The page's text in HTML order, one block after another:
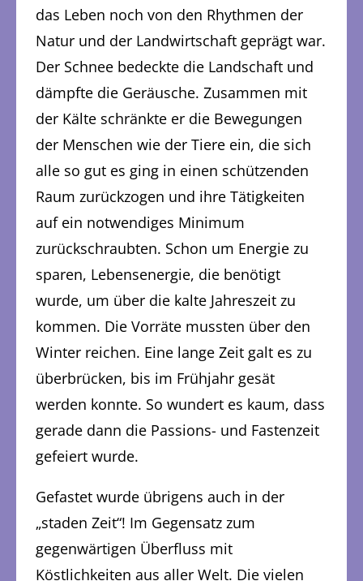
das Leben noch von den Rhythmen der
Natur und der Landwirtschaft geprägt war.
Der Schnee bedeckte die Landschaft und
dämpfte die Geräusche. Zusammen mit
der Kälte schränkte er die Bewegungen
der Menschen wie der Tiere ein, die sich
alle so gut es ging in einen schützenden
Raum zurückzogen und ihre Tätigkeiten
auf ein notwendiges Minimum
zurückschraubten. Schon um Energie zu
sparen, Lebensenergie, die benötigt
wurde, um über die kalte Jahreszeit zu
kommen. Die Vorräte mussten über den
Winter reichen. Eine lange Zeit galt es zu
überbrücken, bis im Frühjahr gesät
werden konnte. So wundert es kaum, dass
gerade dann die Passions- und Fastenzeit
gefeiert wurde.
Gefastet wurde übrigens auch in der
„staden Zeit“! Im Gegensatz zum
gegenwärtigen Überfluss mit
Köstlichkeiten aus aller Welt. Die vielen